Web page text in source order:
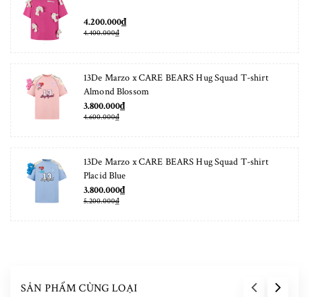
4.200.000₫
4.400.000₫
13De Marzo x CARE BEARS Hug Squad T-shirt
Almond Blossom
3.800.000₫
4.600.000₫
13De Marzo x CARE BEARS Hug Squad T-shirt
Placid Blue
3.800.000₫
5.200.000₫
SẢN PHẨM CÙNG LOẠI